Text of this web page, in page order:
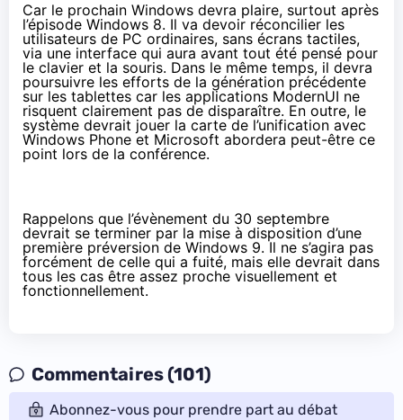
Car le prochain Windows devra plaire, surtout après
l’épisode Windows 8. Il va devoir réconcilier les
utilisateurs de PC ordinaires, sans écrans tactiles,
via une interface qui aura avant tout été pensé pour
le clavier et la souris. Dans le même temps, il devra
poursuivre les efforts de la génération précédente
sur les tablettes car les applications ModernUI ne
risquent clairement pas de disparaître. En outre, le
système devrait jouer la carte de l’unification avec
Windows Phone et Microsoft abordera peut-être ce
point lors de la conférence.
Rappelons que l’évènement du 30 septembre
devrait se terminer par la mise à disposition d’une
première préversion de Windows 9. Il ne s’agira pas
forcément de celle qui a fuité, mais elle devrait dans
tous les cas être assez proche visuellement et
fonctionnellement.
Commentaires (101)
Abonnez-vous pour prendre part au débat